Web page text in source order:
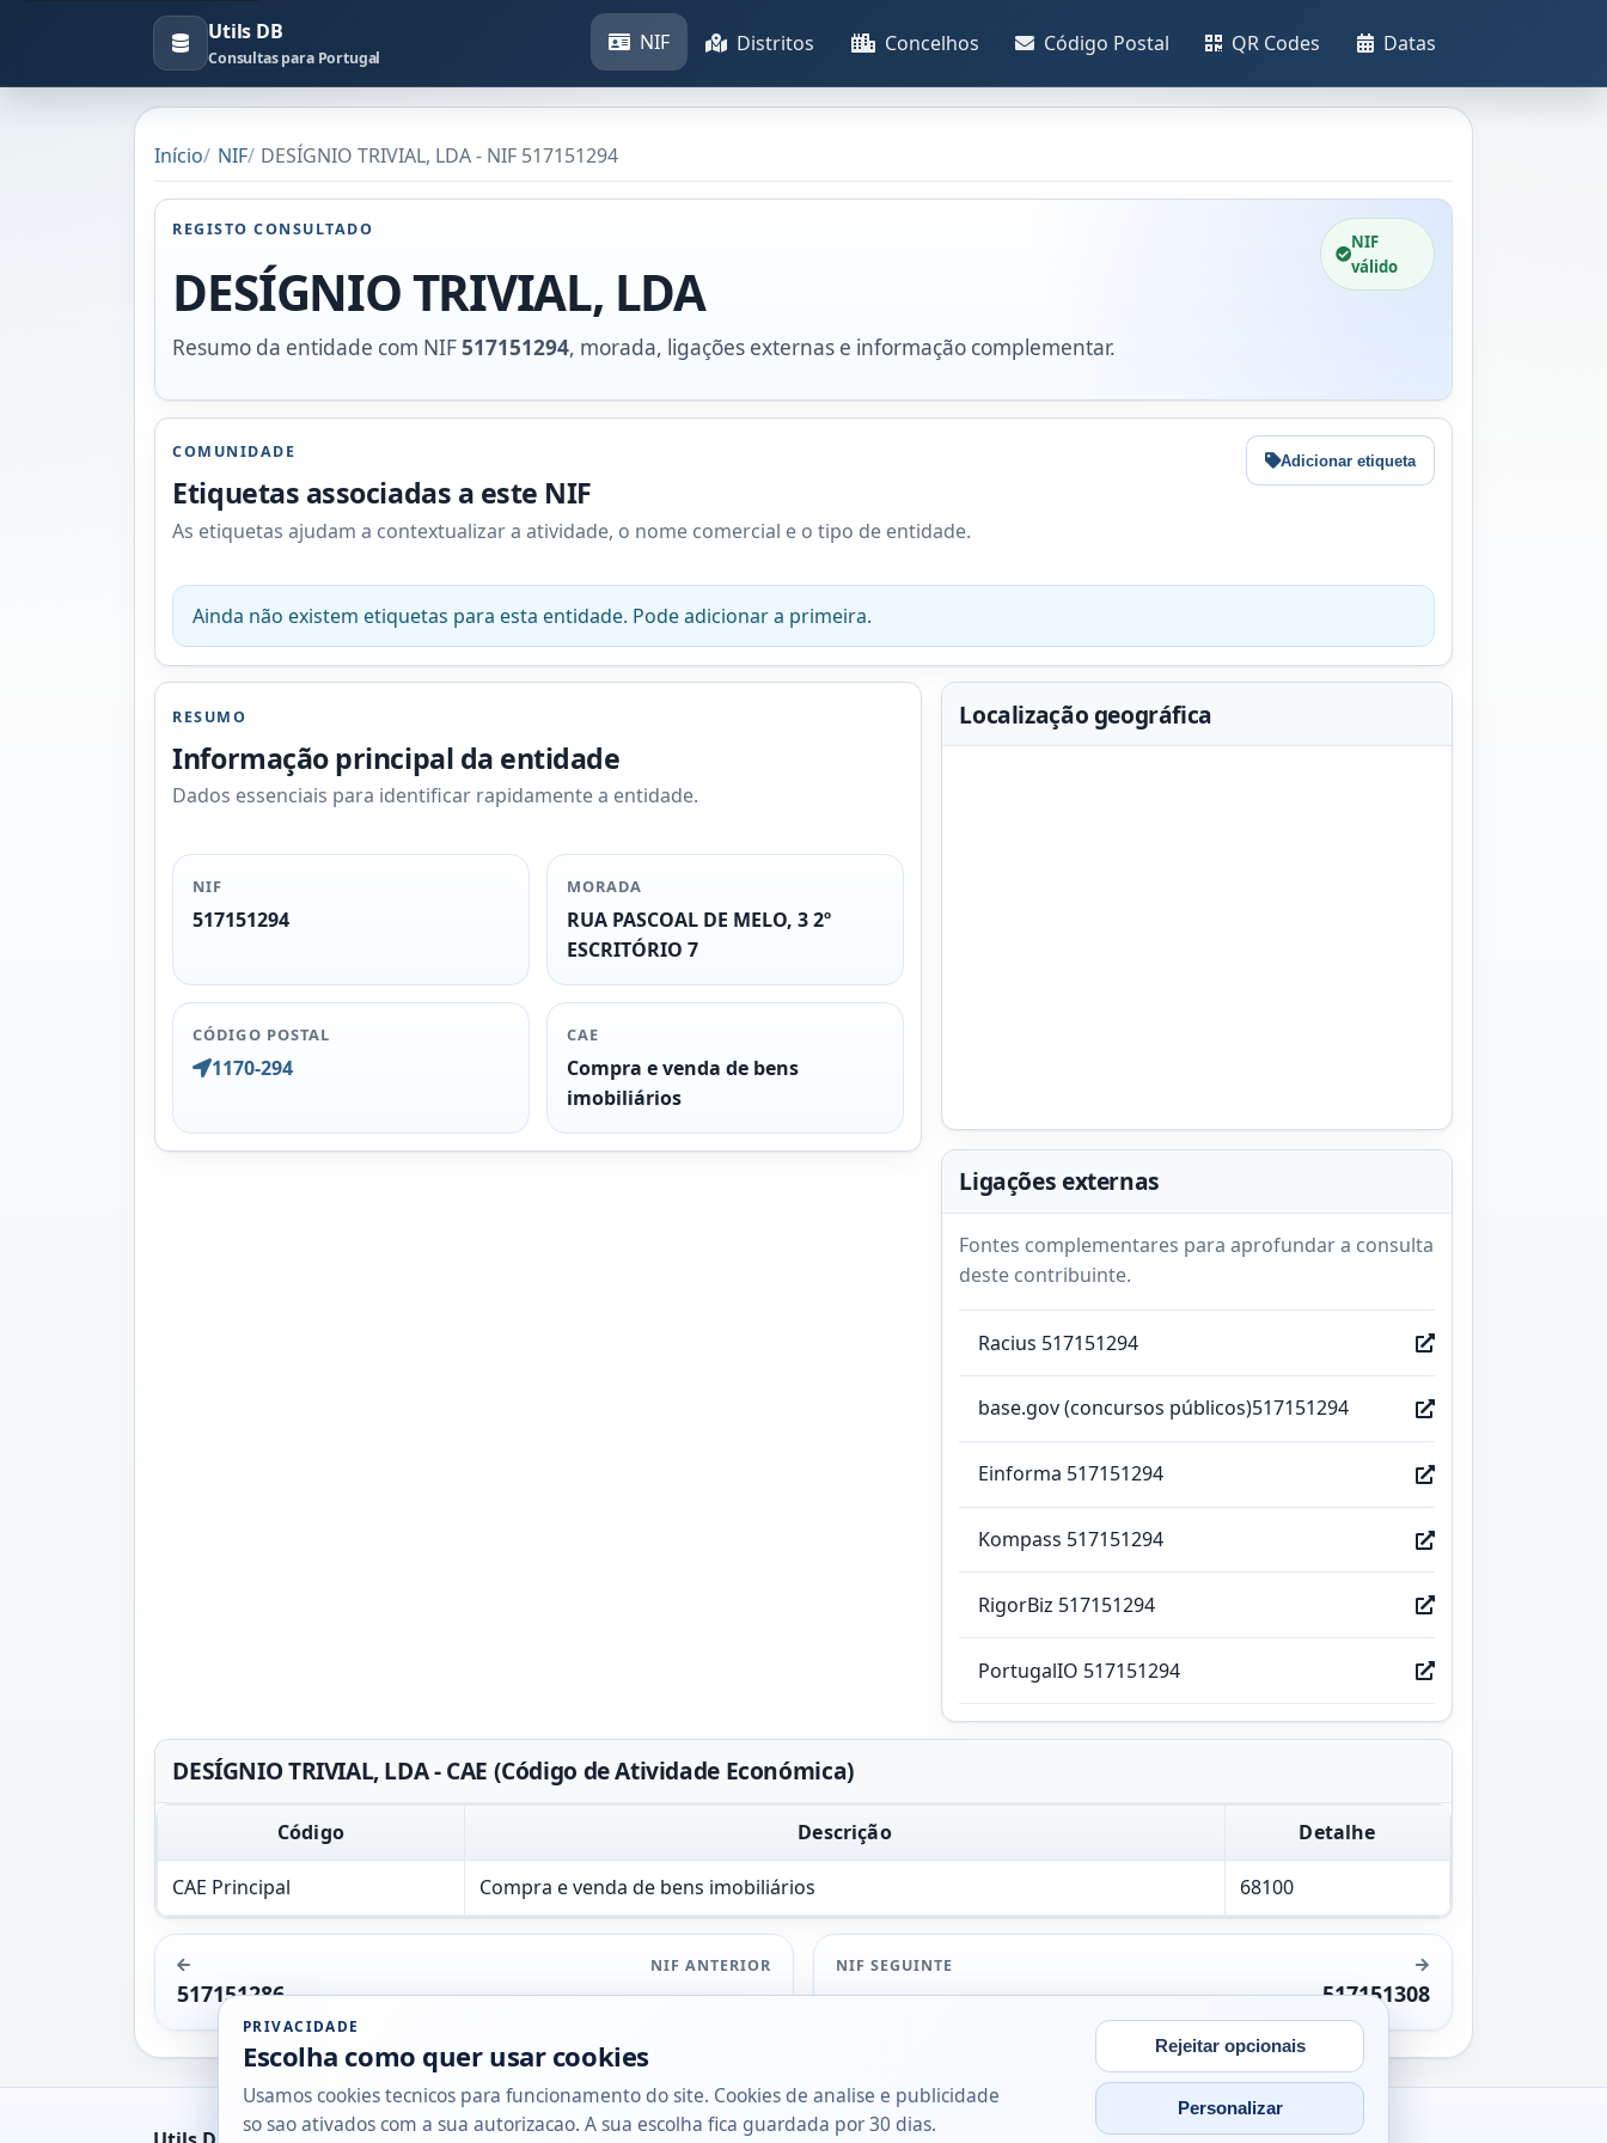
Utils DB
Consultas para Portugal
NIF Distritos Concelhos Código Postal QR Codes Datas
Início NIF DESÍGNIO TRIVIAL, LDA - NIF 517151294
REGISTO CONSULTADO
DESÍGNIO TRIVIAL, LDA
Resumo da entidade com NIF517151294, morada, ligações externas e informação complementar.
NIF
válido
COMUNIDADE
Etiquetas associadas a este NIF
As etiquetas ajudam a contextualizar a atividade, o nome comercial e o tipo de entidade.
Adicionar etiqueta
Ainda não existem etiquetas para esta entidade. Pode adicionar a primeira.
RESUMO
Informação principal da entidade
Dados essenciais para identificar rapidamente a entidade.
NIF
517151294
MORADA
RUA PASCOAL DE MELO, 3 2º
ESCRITÓRIO 7
CÓDIGO POSTAL
1170-294
CAE
Compra e venda de bens
imobiliários
Localização geográfica
Ligações externas
Fontes complementares para aprofundar a consulta
deste contribuinte.
Racius 517151294
base.gov (concursos públicos)517151294
Einforma 517151294
Kompass 517151294
RigorBiz 517151294
PortugalIO 517151294
DESÍGNIO TRIVIAL, LDA - CAE (Código de Atividade Económica)
Código Descrição Detalhe
CAE Principal Compra e venda de bens imobiliários 68100
NIF ANTERIOR
517151286
NIF SEGUINTE
517151308
PRIVACIDADE
Escolha como quer usar cookies
Usamos cookies tecnicos para funcionamento do site. Cookies de analise e publicidade
so sao ativados com a sua autorizacao. A sua escolha fica guardada por 30 dias.
Rejeitar opcionais
Personalizar